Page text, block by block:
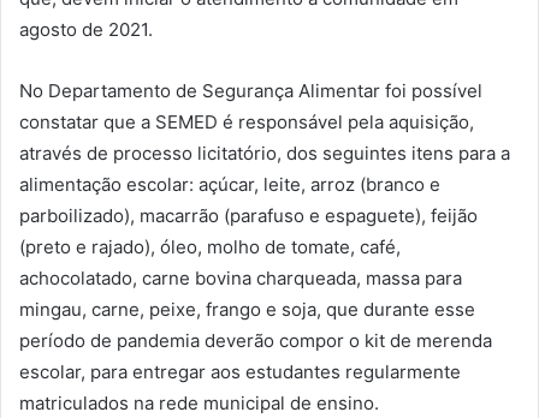
agosto de 2021.
No Departamento de Segurança Alimentar foi possível
constatar que a SEMED é responsável pela aquisição,
através de processo licitatório, dos seguintes itens para a
alimentação escolar: açúcar, leite, arroz (branco e
parboilizado), macarrão (parafuso e espaguete), feijão
(preto e rajado), óleo, molho de tomate, café,
achocolatado, carne bovina charqueada, massa para
mingau, carne, peixe, frango e soja, que durante esse
período de pandemia deverão compor o kit de merenda
escolar, para entregar aos estudantes regularmente
matriculados na rede municipal de ensino.